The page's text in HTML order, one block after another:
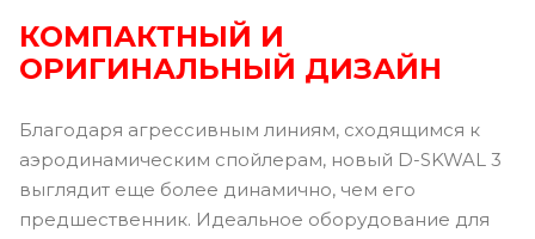
КОМПАКТНЫЙ И
ОРИГИНАЛЬНЫЙ ДИЗАЙН
Благодаря агрессивным линиям, сходящимся к
аэродинамическим спойлерам, новый D-SKWAL 3
выглядит еще более динамично, чем его
предшественник. Идеальное оборудование для